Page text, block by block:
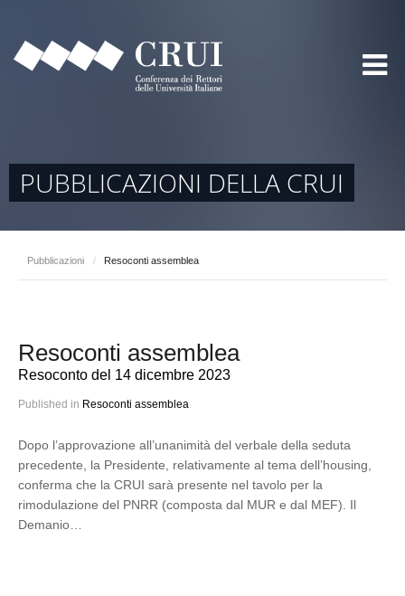
PUBBLICAZIONI DELLA CRUI
Pubblicazioni / Resoconti assemblea
Resoconti assemblea
Resoconto del 14 dicembre 2023
Published in Resoconti assemblea
Dopo l’approvazione all’unanimità del verbale della seduta
precedente, la Presidente, relativamente al tema dell’housing,
conferma che la CRUI sarà presente nel tavolo per la
rimodulazione del PNRR (composta dal MUR e dal MEF). Il
Demanio…